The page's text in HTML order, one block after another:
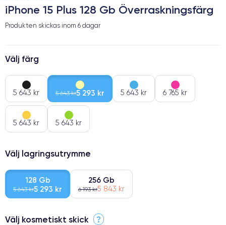
iPhone 15 Plus 128 Gb Överraskningsfärg
Produkten skickas inom 6 dagar
Välj färg
5 643 kr 5 643 kr5 293 kr 5 643 kr 6 765 kr
5 643 kr 5 643 kr
Välj lagringsutrymme
128 Gb
5 643 kr5 293 kr
256 Gb
6 193 kr5 843 kr
Välj kosmetiskt skick ?